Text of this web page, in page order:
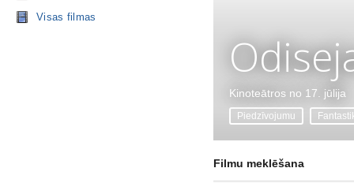
Visas filmas
Kinoteātros no 17. jūlija
Piedzīvojumu
Filmu meklēšana